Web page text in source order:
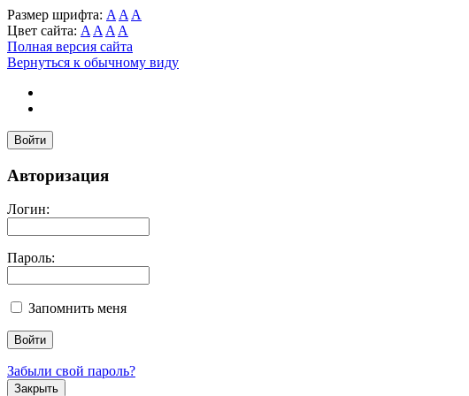
Размер шрифта: A A A
Цвет сайта: A A A A
Полная версия сайта
Вернуться к обычному виду
Войти
Авторизация
Логин:
Пароль:
Запомнить меня
Забыли свой пароль?
Закрыть